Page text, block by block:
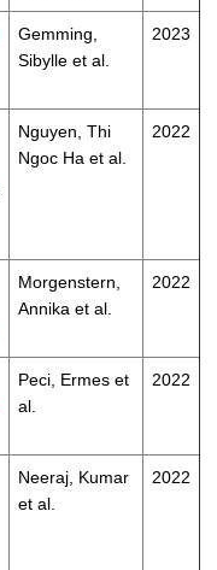
Gemming,
Sibylle et al.
2023
Nguyen, Thi
Ngoc Ha et al.
2022
Morgenstern,
Annika et al.
2022
Peci, Ermes et
al.
2022
Neeraj, Kumar
et al.
2022